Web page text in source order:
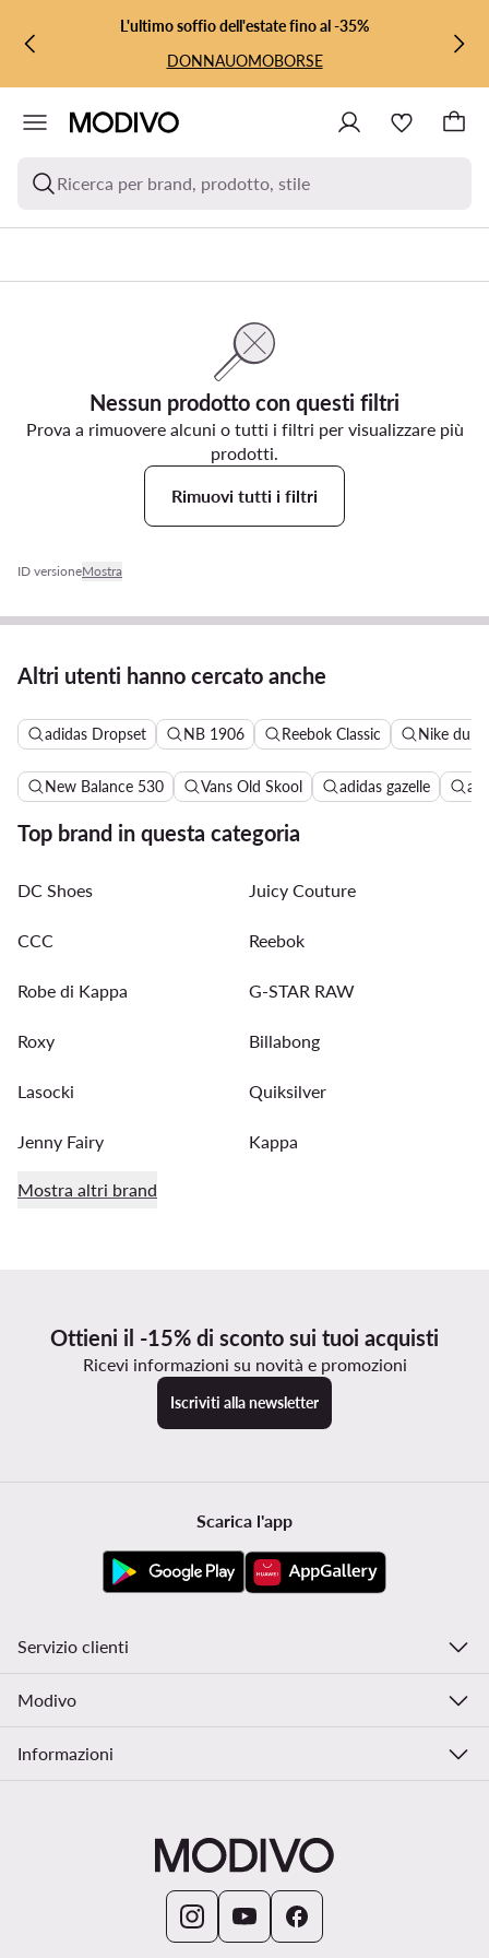
VAI AL CONTENUTO PRINCIPALE
VAI ALLA RICERCAL'ultimo soffio dell'estate fino al -35%
DONNAUOMOBORSE
Ricerca per brand, prodotto, stile
Nessun prodotto con questi filtri
Prova a rimuovere alcuni o tutti i filtri per visualizzare più
prodotti.
Rimuovi tutti i filtri
ID versioneMostra
Altri utenti hanno cercato anche
adidas Dropset NB 1906 Reebok Classic Nike dunk
New Balance 530 Vans Old Skool adidas gazelle
Top brand in questa categoria
DC Shoes Juicy Couture
CCC Reebok
Robe di Kappa G-STAR RAW
Roxy Billabong
Lasocki Quiksilver
Jenny Fairy Kappa
Mostra altri brand
Ottieni il -15% di sconto sui tuoi acquisti
Ricevi informazioni su novità e promozioni
Iscriviti alla newsletter
Scarica l'app
Servizio clienti
Modivo
Informazioni